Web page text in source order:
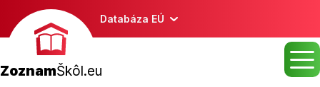
Databáza EÚ
ZoznamŠkôl.eu